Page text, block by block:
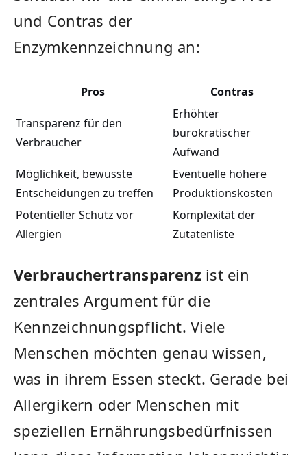
und Contras der
Enzymkennzeichnung an:
Pros Contras
Transparenz für den
Verbraucher
Erhöhter
bürokratischer
Aufwand
Möglichkeit, bewusste
Entscheidungen zu treffen
Eventuelle ‍höhere‍
Produktionskosten
Potentieller Schutz vor
Allergien
Komplexität der
Zutatenliste
Verbrauchertransparenz ist ein
zentrales ⁢Argument für die
Kennzeichnungspflicht. Viele
Menschen möchten genau⁤ wissen,
was in ihrem Essen steckt.⁤ Gerade bei
Allergikern oder ⁢Menschen mit
speziellen Ernährungsbedürfnissen